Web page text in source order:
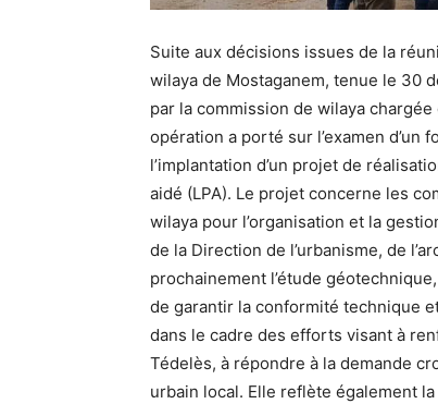
Suite aux décisions issues de la
wilaya de Mostaganem, tenue le 30
par la commission de wilaya
opération a porté sur l’examen d’un
l’implantation d’un projet de
aidé (LPA). Le projet concerne les
wilaya pour l’organisation et la
de la Direction de l’urbanisme, de
prochainement l’étude
de garantir la conformité technique
dans le cadre des efforts visant à
Tédelès, à répondre à la demande
urbain local. Elle reflète également